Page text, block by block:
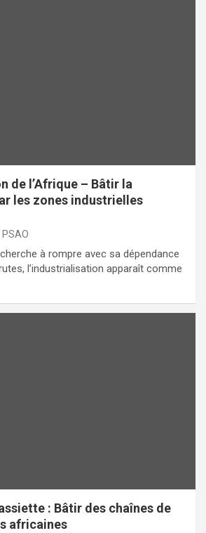
de l’Afrique – Bâtir la
les zones industrielles
à rompre avec sa dépendance
l’industrialisation apparaît comme
: Bâtir des chaînes de
africaines